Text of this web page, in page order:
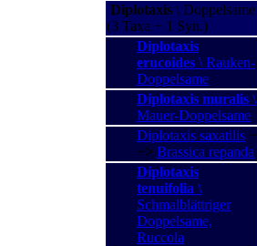
Diplotaxis \ Doppelsame
(3 Taxa + 1 Syn.)
Diplotaxis
erucoides \ Rauken-
Doppelsame
Diplotaxis muralis \
Mauer-Doppelsame
Diplotaxis saxatilis −
−> Brassica repanda
Diplotaxis
tenuifolia \
Schmalblättriger
Doppelsame,
Ruccola